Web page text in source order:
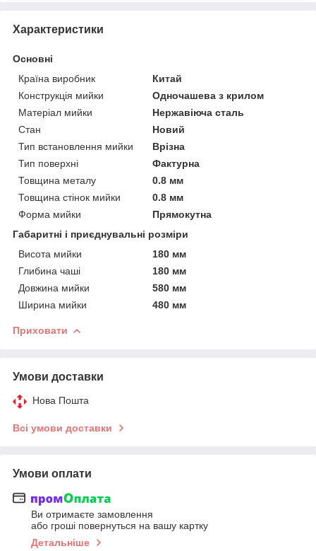
Характеристики
Основні
Країна виробник
Китай
Конструкція мийки
Одночашева з крилом
Матеріал мийки
Нержавіюча сталь
Стан
Новий
Тип встановлення мийки
Врізна
Тип поверхні
Фактурна
Товщина металу
0.8 мм
Товщина стінок мийки
0.8 мм
Форма мийки
Прямокутна
Габаритні і приєднувальні розміри
Висота мийки
180 мм
Глибина чаші
180 мм
Довжина мийки
580 мм
Ширина мийки
480 мм
Приховати
Умови доставки
Нова Пошта
Всі умови доставки
Умови оплати
Ви отримаєте замовлення
або гроші повернуться на вашу картку
Детальніше